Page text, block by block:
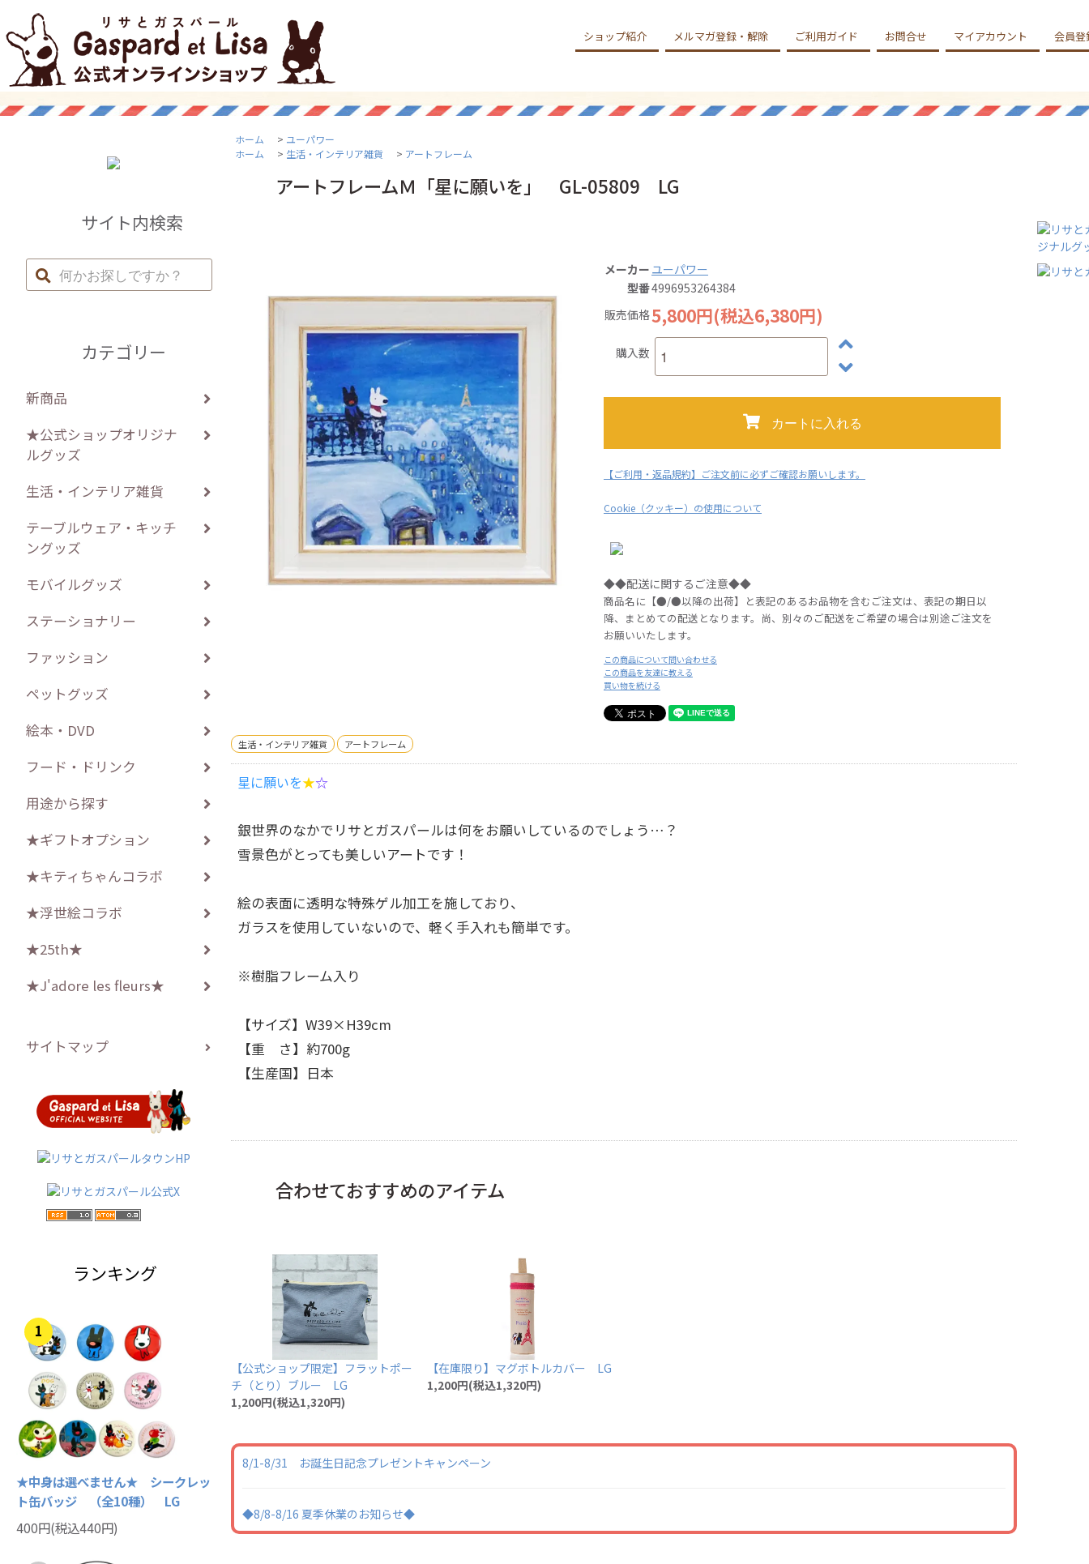
ショップ紹介 メルマガ登録・解除 ご利用ガイド お問合せ マイアカウント 会員登
サイト内検索
カテゴリー
新商品
★公式ショップオリジナ
ルグッズ
生活・インテリア雑貨
テーブルウェア・キッチ
ングッズ
モバイルグッズ
ステーショナリー
ファッション
ペットグッズ
絵本・DVD
フード・ドリンク
用途から探す
★ギフトオプション
★キティちゃんコラボ
★浮世絵コラボ
★25th★
★J'adore les fleurs★
サイトマップ
ランキング
1
★中身は選べません★ シークレッ
ト缶バッジ （全10種） LG
400円(税込440円)
ホーム > ユーパワー
ホーム
> 生活・インテリア雑貨 > アートフレーム
アートフレームＭ「星に願いを」 GL-05809 LG
メーカー ユーパワー
型番4996953264384
販売価格5,800円(税込6,380円)
購入数
カートに入れる
【ご利用・返品規約】ご注文前に必ずご確認お願いします。
Cookie（クッキー）の使用について
◆◆配送に関するご注意◆◆
商品名に【●/●以降の出荷】と表記のあるお品物を含むご注文は、表記の期日以
降、まとめての配送となります。尚、別々のご配送をご希望の場合は別途ご注文を
お願いいたします。
この商品について問い合わせる
この商品を友達に教える
買い物を続ける
生活・インテリア雑貨 アートフレーム
星に願いを★☆
銀世界のなかでリサとガスパールは何をお願いしているのでしょう…？
雪景色がとっても美しいアートです！
絵の表面に透明な特殊ゲル加工を施しており、
ガラスを使用していないので、軽く手入れも簡単です。
※樹脂フレーム入り
【サイズ】W39×H39cm
【重 さ】約700g
【生産国】日本
合わせておすすめのアイテム
【公式ショップ限定】フラットポー
チ（とり）ブルー LG
1,200円(税込1,320円)
【在庫限り】マグボトルカバー LG
1,200円(税込1,320円)
8/1-8/31 お誕生日記念プレゼントキャンペーン
◆8/8-8/16 夏季休業のお知らせ◆